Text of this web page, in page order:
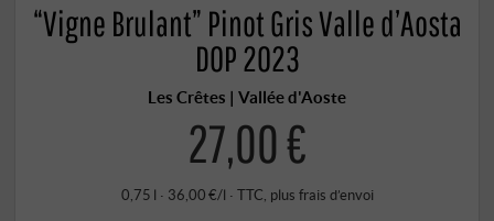
“Vigne Brulant” Pinot Gris Valle d’Aosta
DOP 2023
Les Crêtes | Vallée d'Aoste
27,00 €
0,75 l · 36,00 €/l · TTC, plus frais d’envoi